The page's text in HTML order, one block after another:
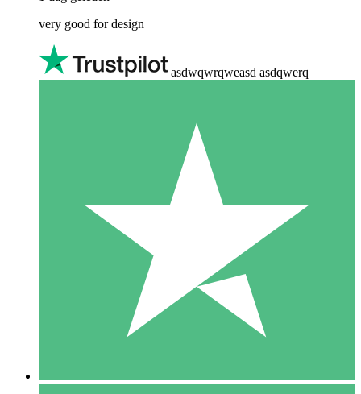
very good for design
asdwqwrqweasd asdqwerq